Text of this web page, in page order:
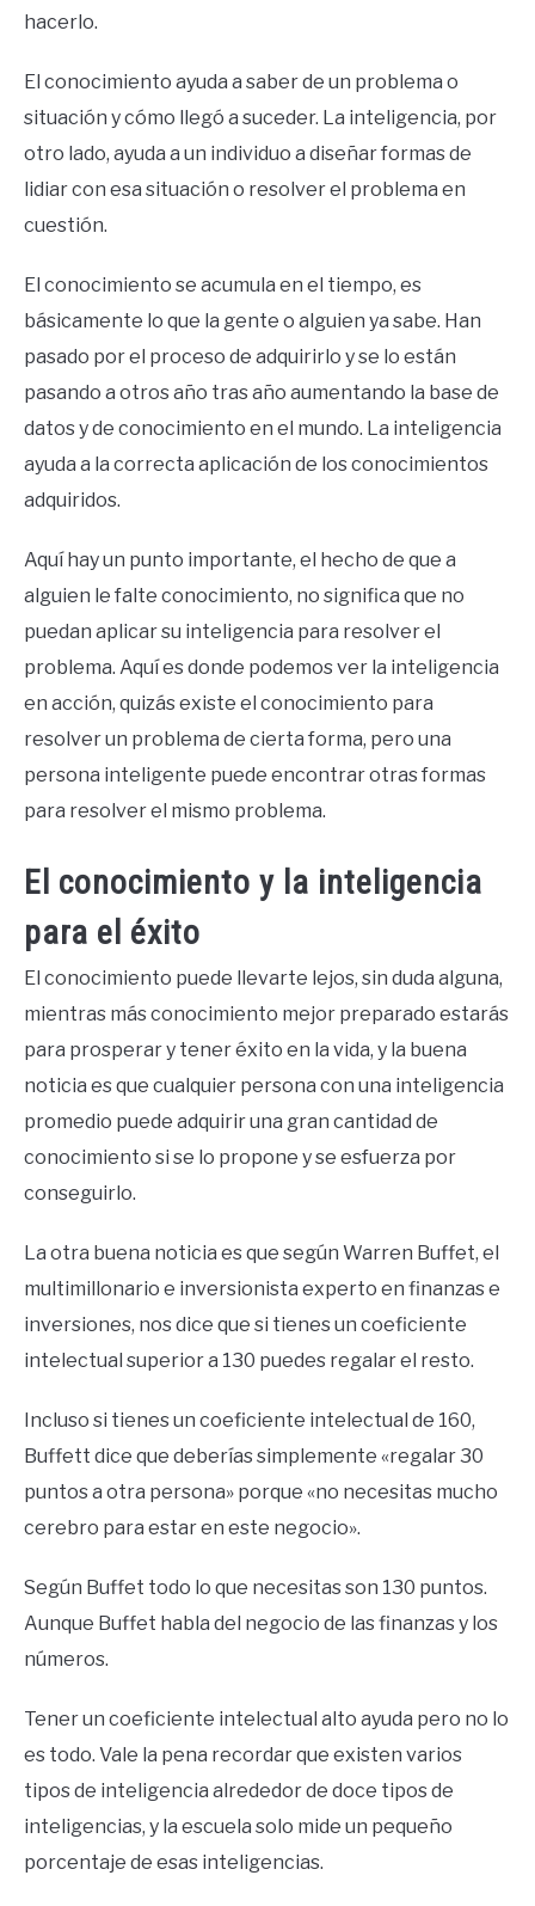
hacerlo.
El conocimiento ayuda a saber de un problema o
situación y cómo llegó a suceder. La inteligencia, por
otro lado, ayuda a un individuo a diseñar formas de
lidiar con esa situación o resolver el problema en
cuestión.
El conocimiento se acumula en el tiempo, es
básicamente lo que la gente o alguien ya sabe. Han
pasado por el proceso de adquirirlo y se lo están
pasando a otros año tras año aumentando la base de
datos y de conocimiento en el mundo. La inteligencia
ayuda a la correcta aplicación de los conocimientos
adquiridos.
Aquí hay un punto importante, el hecho de que a
alguien le falte conocimiento, no significa que no
puedan aplicar su inteligencia para resolver el
problema. Aquí es donde podemos ver la inteligencia
en acción, quizás existe el conocimiento para
resolver un problema de cierta forma, pero una
persona inteligente puede encontrar otras formas
para resolver el mismo problema.
El conocimiento y la inteligencia
para el éxito
El conocimiento puede llevarte lejos, sin duda alguna,
mientras más conocimiento mejor preparado estarás
para prosperar y tener éxito en la vida, y la buena
noticia es que cualquier persona con una inteligencia
promedio puede adquirir una gran cantidad de
conocimiento si se lo propone y se esfuerza por
conseguirlo.
La otra buena noticia es que según Warren Buffet, el
multimillonario e inversionista experto en finanzas e
inversiones, nos dice que si tienes un coeficiente
intelectual superior a 130 puedes regalar el resto.
Incluso si tienes un coeficiente intelectual de 160,
Buffett dice que deberías simplemente «regalar 30
puntos a otra persona» porque «no necesitas mucho
cerebro para estar en este negocio».
Según Buffet todo lo que necesitas son 130 puntos.
Aunque Buffet habla del negocio de las finanzas y los
números.
Tener un coeficiente intelectual alto ayuda pero no lo
es todo. Vale la pena recordar que existen varios
tipos de inteligencia alrededor de doce tipos de
inteligencias, y la escuela solo mide un pequeño
porcentaje de esas inteligencias.